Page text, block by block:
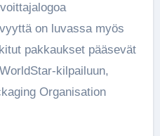
on luvassa myös
pakkaukset pääsevät
kilpailuun,
Organisation